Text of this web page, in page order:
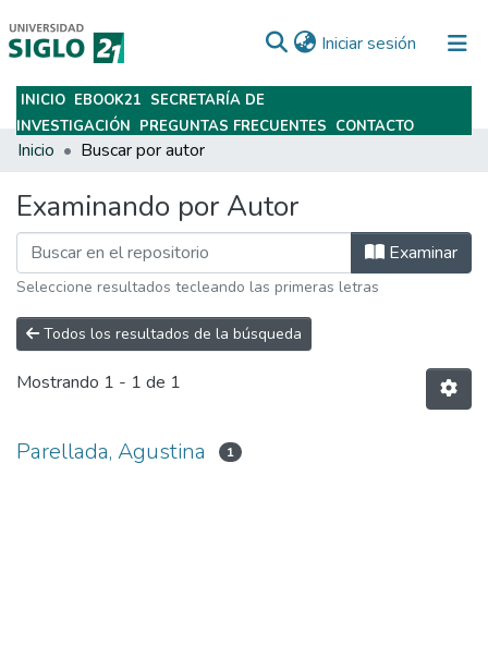
Iniciar sesión (current)
Subir
INICIO EBOOK21 SECRETARÍA DE
INVESTIGACIÓN PREGUNTAS FRECUENTES CONTACTO
Inicio Buscar por autor
Examinando por Autor
Examinar
Seleccione resultados tecleando las primeras letras
Todos los resultados de la búsqueda
Mostrando 1 - 1 de 1
Parellada, Agustina 1